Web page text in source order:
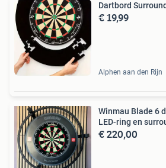
Dartbord
€ 19,99
Alphen aan den Rijn
Winmau Blade 6
LED-ring en
€ 220,00